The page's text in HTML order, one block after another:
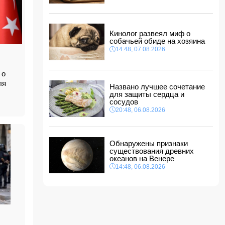
о
14:14, 07.08.2026
должности посла
14:10, 07.08.2026
Моуринью в шоке после отказа Родри от
перехода в "Реал"
Ильхам Алиев подписал распоряжения в
связи с двумя дипломатами
14:00, 07.08.2026
Прогноз погоды в Азербайджане на 8 августа
12:48, 07.08.2026
В Азербайджане ищут сотрудников с
зарплатой до 10 000 манатов
12:40, 07.08.2026
Кинолог развеял миф о
собачьей обиде на хозяина
14:48, 07.08.2026
Названо лучшее сочетание
для защиты сердца и
сосудов
20:48, 06.08.2026
Обнаружены признаки
существования древних
океанов на Венере
14:48, 06.08.2026